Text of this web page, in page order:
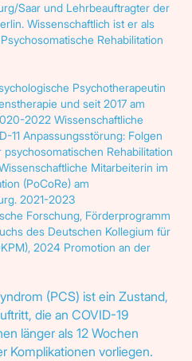
Saar und Lehrbeauftragter der
Wissenschaftlich ist er als
Rehabilitation
Psychotherapeutin
und seit 2017 am
2022 Wissenschaftliche
11 Anpassungsstörung: Folgen
Rehabilitation
Mitarbeiterin im
(PoCoRe) am
2021-2023
Forschung, Förderprogramm
des Deutschen Kollegium für
2024 Promotion an der
(PCS) ist ein Zustand,
die an COVID-19
länger als 12 Wochen
Komplikationen vorliegen.